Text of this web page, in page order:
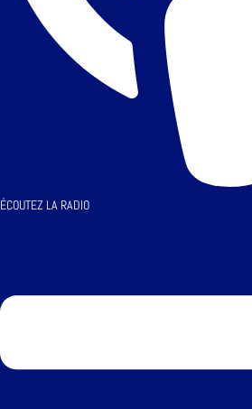
ÉCOUTEZ LA RADIO